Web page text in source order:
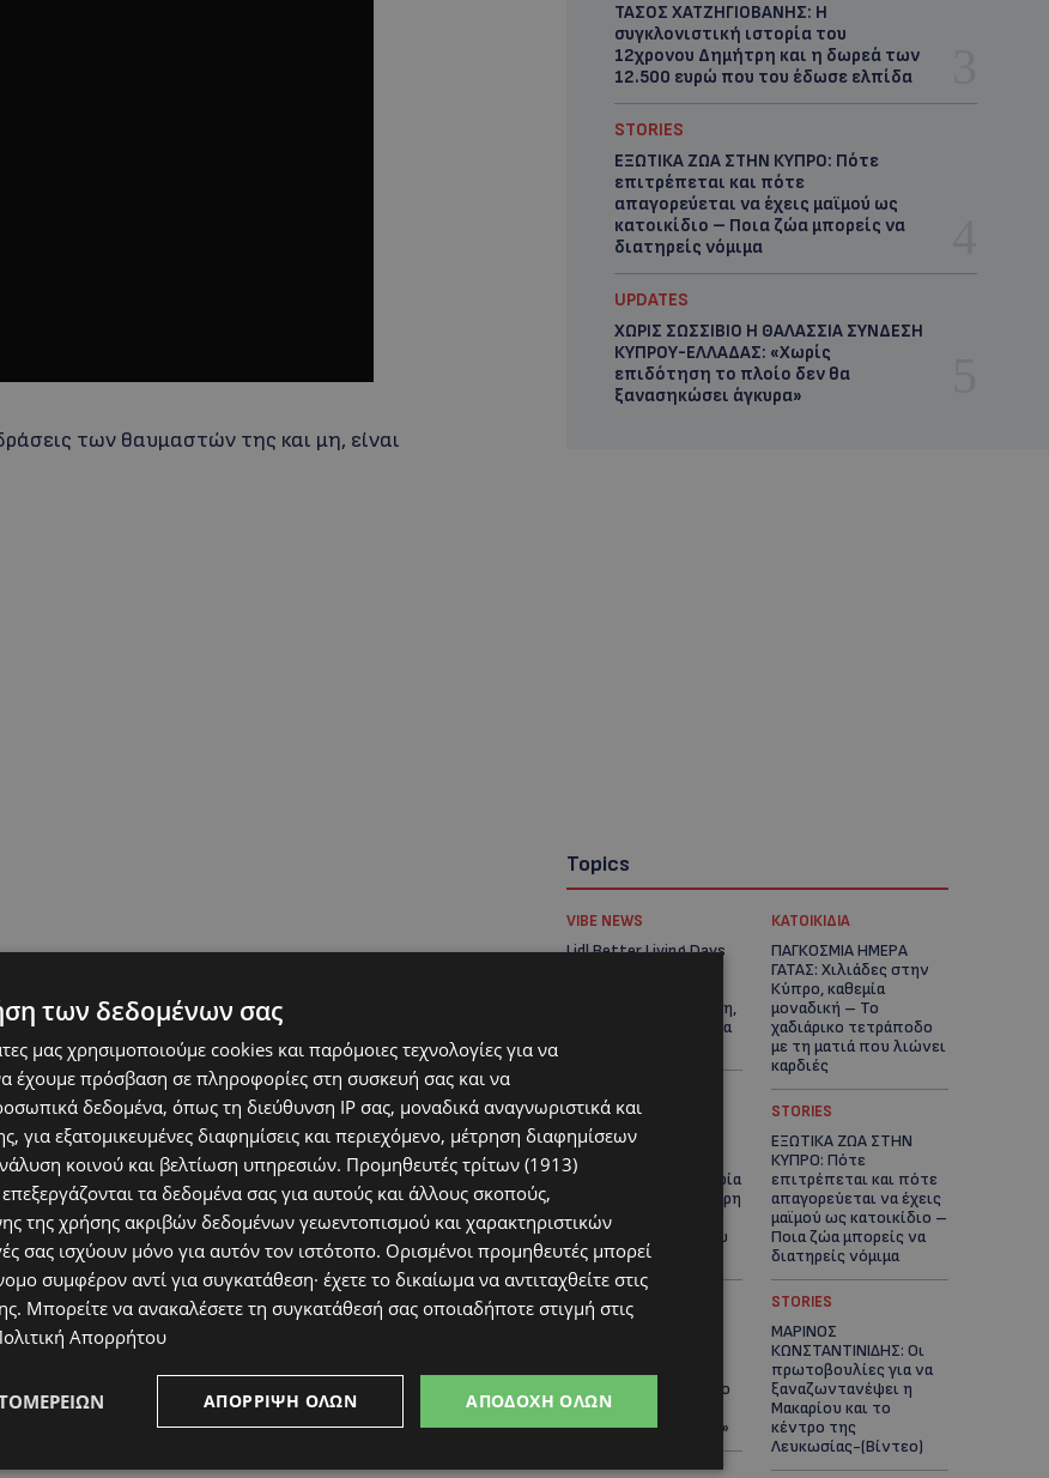
των θαυμαστών της και μη, είναι
ΤΑΣΟΣ ΧΑΤΖΗΓΙΟΒΑΝΗΣ: Η
συγκλονιστική ιστορία του
12χρονου Δημήτρη και η δωρεά των
12.500 ευρώ που του έδωσε ελπίδα
STORIES
ΕΞΩΤΙΚΑ ΖΩΑ ΣΤΗΝ ΚΥΠΡΟ: Πότε
επιτρέπεται και πότε
απαγορεύεται να έχεις μαϊμού ως
κατοικίδιο – Ποια ζώα μπορείς να
διατηρείς νόμιμα
UPDATES
ΧΩΡΙΣ ΣΩΣΣΙΒΙΟ Η ΘΑΛΑΣΣΙΑ ΣΥΝΔΕΣΗ
ΚΥΠΡΟΥ-ΕΛΛΑΔΑΣ: «Χωρίς
επιδότηση το πλοίο δεν θα
ξανασηκώσει άγκυρα»
Topics
VIBE NEWS
Lidl Better Living Days
ευεξίας, γεμάτο γεύση,
ενέργεια και χαμόγελα
ΚΑΤΟΙΚΙΔΙΑ
ΠΑΓΚΟΣΜΙΑ ΗΜΕΡΑ
ΓΑΤΑΣ: Χιλιάδες στην
Κύπρο, καθεμία
μοναδική – Το
χαδιάρικο τετράποδο
με τη ματιά που λιώνει
καρδιές
UPDATES
ΤΑΣΟΣ
ΧΑΤΖΗΓΙΟΒΑΝΗΣ: Η
συγκλονιστική ιστορία
του 12χρονου Δημήτρη
και η δωρεά των
12.500 ευρώ που του
έδωσε ελπίδα
STORIES
ΕΞΩΤΙΚΑ ΖΩΑ ΣΤΗΝ
ΚΥΠΡΟ: Πότε
επιτρέπεται και πότε
απαγορεύεται να έχεις
μαϊμού ως κατοικίδιο –
Ποια ζώα μπορείς να
διατηρείς νόμιμα
UPDATES
«Χωρίς επιδότηση το
πλοίο δεν θα
ξανασηκώσει άγκυρα»
STORIES
ΜΑΡΙΝΟΣ
ΚΩΝΣΤΑΝΤΙΝΙΔΗΣ: Οι
πρωτοβουλίες για να
ξαναζωντανέψει η
Μακαρίου και το
κέντρο της
Λευκωσίας-(Βίντεο)
των δεδομένων σας
μας χρησιμοποιούμε cookies και παρόμοιες τεχνολογίες για να
έχουμε πρόσβαση σε πληροφορίες στη συσκευή σας και να
δεδομένα, όπως τη διεύθυνση IP σας, μοναδικά αναγνωριστικά και
για εξατομικευμένες διαφημίσεις και περιεχόμενο, μέτρηση διαφημίσεων
κοινού και βελτίωση υπηρεσιών. Προμηθευτές τρίτων (1913)
επεξεργάζονται τα δεδομένα σας για αυτούς και άλλους σκοπούς,
της χρήσης ακριβών δεδομένων γεωεντοπισμού και χαρακτηριστικών
σας ισχύουν μόνο για αυτόν τον ιστότοπο. Ορισμένοι προμηθευτές μπορεί
συμφέρον αντί για συγκατάθεση· έχετε το δικαίωμα να αντιταχθείτε στις
. Μπορείτε να ανακαλέσετε τη συγκατάθεσή σας οποιαδήποτε στιγμή στις
Απορρήτου
ΑΠΟΔΟΧΉ ΌΛΩΝ
ΑΠΌΡΡΙΨΗ ΌΛΩΝ